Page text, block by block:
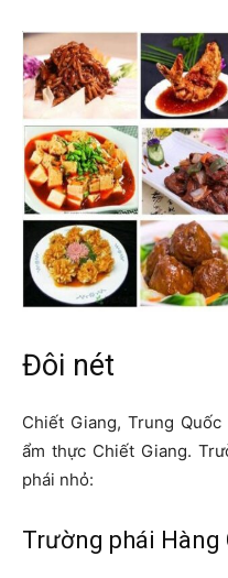
Đôi nét
Chiết Giang, Trung
ẩm thực Chiết Giang.
phái nhỏ:
Trường phái Hàng